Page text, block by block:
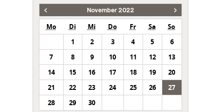
November 2022
Mo Di Mi Do Fr Sa
So
1
2 3 4 5
6
7
8 9 10 11 12
13
14
15 16 17 18 19
20
21
22 23 24 25 26
27
28
29 30